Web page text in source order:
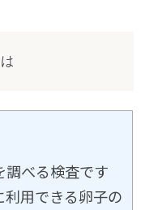
べる検査です
用できる卵子の